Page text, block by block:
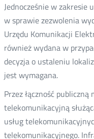
Jednocześnie w zakresie
w sprawie zezwolenia
Urzędu Komunikacji
również wydana w
decyzja o ustaleniu
jest wymagana.
Przez łączność
telekomunikacyjną
usług
telekomunikacyjnego.